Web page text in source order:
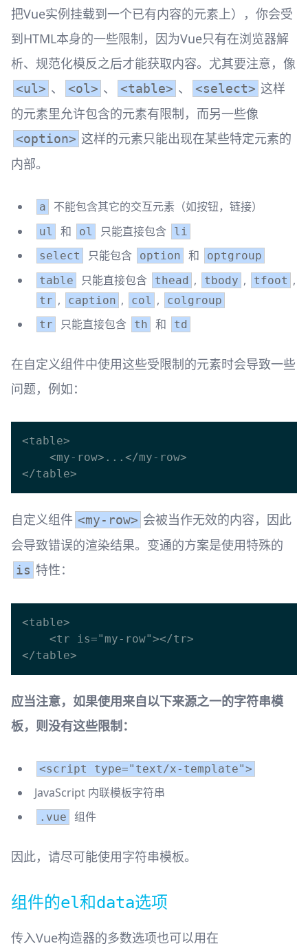
把Vue实例挂载到一个已有内容的元素上），你会受
到HTML本身的一些限制，因为Vue只有在浏览器解
析、规范化模反之后才能获取内容。尤其要注意，像
<ul> 、 <ol> 、 <table> 、 <select> 这样
的元素里允许包含的元素有限制，而另一些像
<option> 这样的元素只能出现在某些特定元素的
内部。
a 不能包含其它的交互元素（如按钮，链接）
ul 和 ol 只能直接包含
li
select
只能包含 option 和
optgroup
table
只能直接包含 thead , tbody , tfoot ,
tr , caption , col ,
colgroup
tr
只能直接包含 th 和 td
在自定义组件中使用这些受限制的元素时会导致一些
问题，例如：
<table>
自定义组件 <my-row> 会被当作无效的内容，因此
会导致错误的渲染结果。变通的方案是使用特殊的
is 特性：
<table>
应当注意，如果使用来自以下来源之一的字符串模
板，则没有这些限制：
<script type="text/x-template">
JavaScript 内联模板字符串
.vue 组件
因此，请尽可能使用字符串模板。
组件的el和data选项
传入Vue构造器的多数选项也可以用在